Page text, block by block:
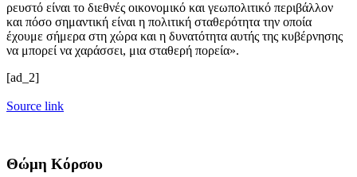
ρευστό είναι το διεθνές οικονομικό και γεωπολιτικό περιβάλλον
και πόσο σημαντική είναι η πολιτική σταθερότητα την οποία
έχουμε σήμερα στη χώρα και η δυνατότητα αυτής της κυβέρνησης
να μπορεί να χαράσσει, μια σταθερή πορεία».
[ad_2]
Source link
Θώμη Κόρσου